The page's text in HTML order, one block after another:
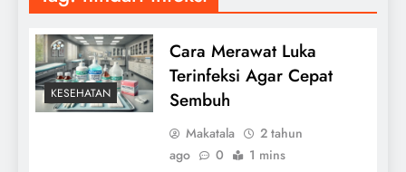
KESEHATAN
Cara Merawat Luka
Terinfeksi Agar Cepat
Sembuh
Makatala
2 tahun
ago
0 1 mins